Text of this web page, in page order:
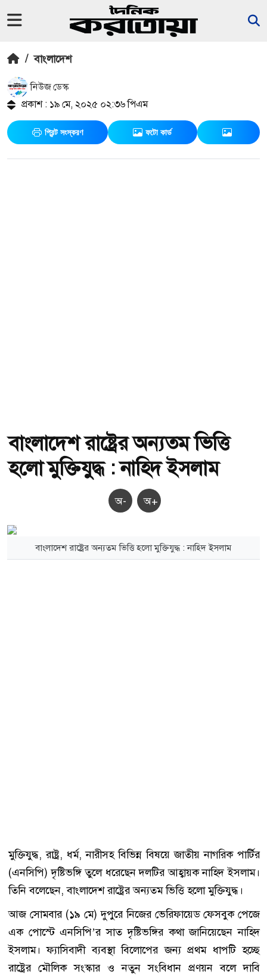
/ বাংলাদেশ
নিউজ ডেস্ক
প্রকাশ : ১৯ মে, ২০২৫ ০২:৩৬ পিএম
প্রিন্ট সংস্করণ ফটো কার্ড
বাংলাদেশ রাষ্ট্রের অন্যতম ভিত্তি
হলো মুক্তিযুদ্ধ : নাহিদ ইসলাম
অ- অ+
বাংলাদেশ রাষ্ট্রের অন্যতম ভিত্তি হলো মুক্তিযুদ্ধ : নাহিদ ইসলাম
মুক্তিযুদ্ধ, রাষ্ট্র, ধর্ম, নারীসহ বিভিন্ন বিষয়ে জাতীয় নাগরিক পার্টির
(এনসিপি) দৃষ্টিভঙ্গি তুলে ধরেছেন দলটির আহ্বায়ক নাহিদ ইসলাম।
তিনি বলেছেন, বাংলাদেশ রাষ্ট্রের অন্যতম ভিত্তি হলো মুক্তিযুদ্ধ।
আজ সোমবার (১৯ মে) দুপুরে নিজের ভেরিফায়েড ফেসবুক পেজে
এক পোস্টে এনসিপি’র সাত দৃষ্টিভঙ্গির কথা জানিয়েছেন নাহিদ
ইসলাম। ফ্যাসিবাদী ব্যবস্থা বিলোপের জন্য প্রথম ধাপটি হচ্ছে
রাষ্ট্রের মৌলিক সংস্কার ও নতুন সংবিধান প্রণয়ন বলে দাবি